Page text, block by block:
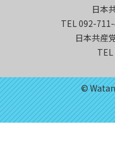
日本
TEL 092-
日本共産
©